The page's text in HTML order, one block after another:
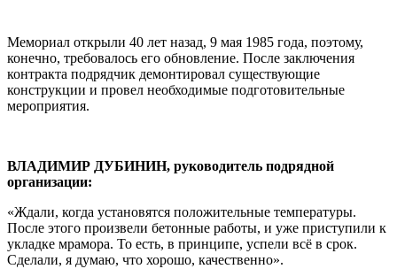
Мемориал открыли 40 лет назад, 9 мая 1985 года, поэтому,
конечно, требовалось его обновление. После заключения
контракта подрядчик демонтировал существующие
конструкции и провел необходимые подготовительные
мероприятия.
ВЛАДИМИР ДУБИНИН, руководитель подрядной
организации:
«Ждали, когда установятся положительные температуры.
После этого произвели бетонные работы, и уже приступили к
укладке мрамора. То есть, в принципе, успели всё в срок.
Сделали, я думаю, что хорошо, качественно».